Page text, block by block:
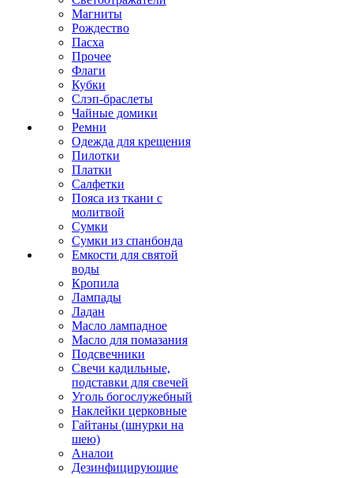
Магниты
Рождество
Пасха
Прочее
Флаги
Кубки
Слэп-браслеты
Чайные домики
Ремни
Одежда для крещения
Пилотки
Платки
Салфетки
Пояса из ткани с
молитвой
Сумки
Сумки из спанбонда
Емкости для святой
воды
Кропила
Лампады
Ладан
Масло лампадное
Масло для помазания
Подсвечники
Свечи кадильные,
подставки для свечей
Уголь богослужебный
Наклейки церковные
Гайтаны (шнурки на
шею)
Аналои
Дезинфицирующие